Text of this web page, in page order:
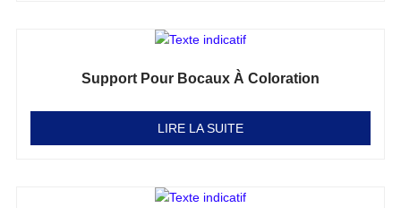
Support Pour Bocaux À Coloration
LIRE LA SUITE